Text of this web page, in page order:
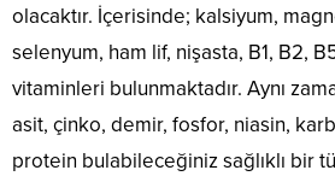
olacaktır. İçerisinde; kalsiyum,
selenyum, ham lif, nişasta, B1, B2,
vitaminleri bulunmaktadır. Aynı
asit, çinko, demir, fosfor, niasin,
protein bulabileceğiniz sağlıklı bir